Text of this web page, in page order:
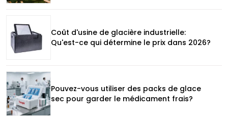
Coût d'usine de glacière industrielle:
Qu'est-ce qui détermine le prix dans 2026?
Pouvez-vous utiliser des packs de glace
sec pour garder le médicament frais?